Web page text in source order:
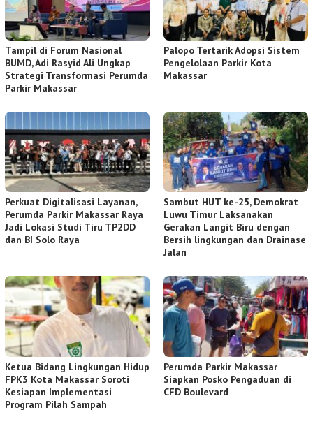
Tampil di Forum Nasional
BUMD, Adi Rasyid Ali Ungkap
Strategi Transformasi Perumda
Parkir Makassar
Palopo Tertarik Adopsi Sistem
Pengelolaan Parkir Kota
Makassar
Perkuat Digitalisasi Layanan,
Perumda Parkir Makassar Raya
Jadi Lokasi Studi Tiru TP2DD
dan BI Solo Raya
Sambut HUT ke-25, Demokrat
Luwu Timur Laksanakan
Gerakan Langit Biru dengan
Bersih lingkungan dan Drainase
Jalan
Ketua Bidang Lingkungan Hidup
FPK3 Kota Makassar Soroti
Kesiapan Implementasi
Program Pilah Sampah
Perumda Parkir Makassar
Siapkan Posko Pengaduan di
CFD Boulevard